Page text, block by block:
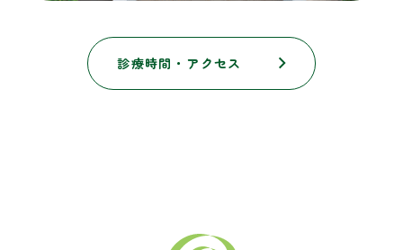
診療時間・アクセス